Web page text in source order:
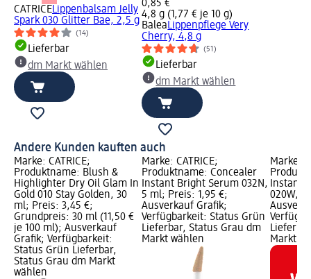
CATRICELippenbalsam Jelly
Spark 030 Glitter Bae, 2,5 g
(14)
Lieferbar
dm Markt wählen
0,85 €
4,8 g (1,77 € je 10 g)
BaleaLippenpflege Very
Cherry, 4,8 g
(51)
Lieferbar
dm Markt wählen
Andere Kunden kauften auch
Marke: CATRICE;
Produktname: Blush &
Highlighter Dry Oil Glam In
Gold 010 Stay Golden, 30
ml; Preis: 3,45 €;
Grundpreis: 30 ml (11,50 €
je 100 ml); Ausverkauf
Grafik; Verfügbarkeit:
Status Grün Lieferbar,
Status Grau dm Markt
wählen
Marke: CATRICE;
Produktname: Concealer
Instant Bright Serum 032N,
5 ml; Preis: 1,95 €;
Ausverkauf Grafik;
Verfügbarkeit: Status Grün
Lieferbar, Status Grau dm
Markt wählen
Marke:
Instant
020W, 5
Markt